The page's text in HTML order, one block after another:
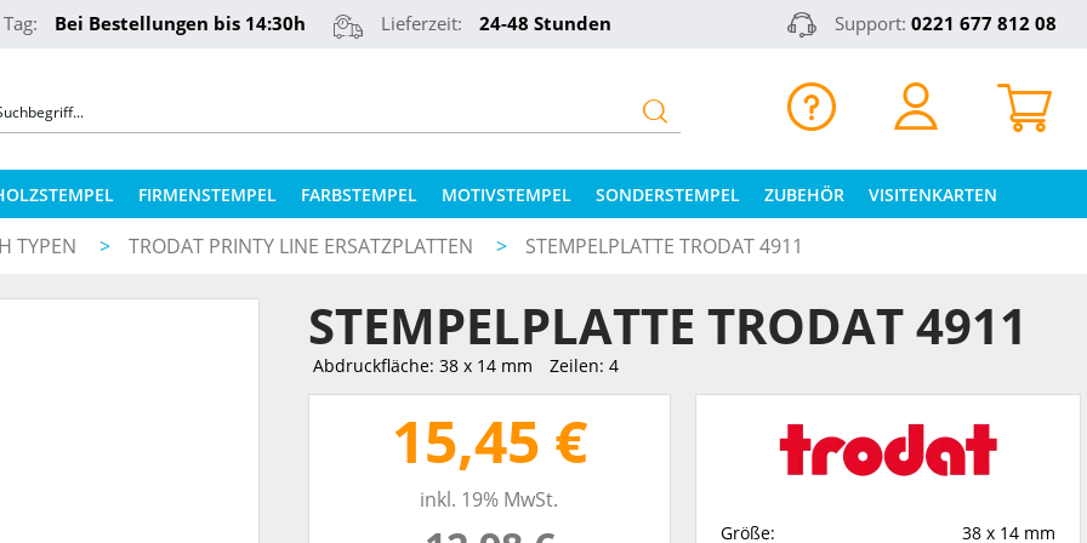
Bei Bestellungen bis 14:30h Lieferzeit: 24-48 Stunden Support: 0221 677 812 08
FIRMENSTEMPEL FARBSTEMPEL MOTIVSTEMPEL SONDERSTEMPEL ZUBEHÖR
COLOP STEMPELKISSEN
ERSATZPLATTEN NACH TYPEN
ERSATZPLATTEN NACH GRÖSSE
STEMPELKISSEN FÜR HOLZSTEMPEL
VISITENKARTEN
TYPEN > TRODAT PRINTY LINE ERSATZPLATTEN > STEMPELPLATTE TRODAT 4911
STEMPELPLATTE TRODAT 4911
Abdruckfläche: 38 x 14 mm Zeilen: 4
15,45 €
inkl. 19% MwSt.
Größe:
38 x 14 mm